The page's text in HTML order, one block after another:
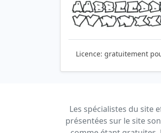
Licence: gratuitement
Les spécialistes du site
présentées sur le site